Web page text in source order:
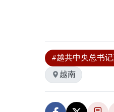
#越共中央总书
越南